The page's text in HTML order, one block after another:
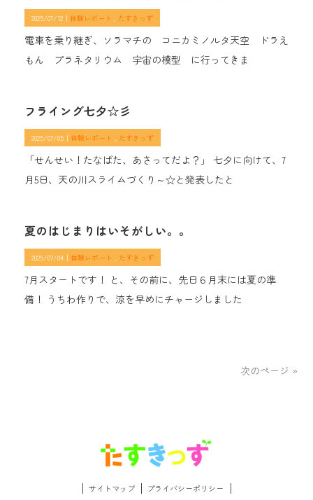
2025/07/12｜ 体験レポート たすきっず
電車を乗り継ぎ、ソラマチの コニカミノルタ天空 ドラえ
もん プラネタリウム 宇宙の模型 に行ってきま
フライング七夕☆彡
2025/07/05｜ 体験レポート たすきっず
「せんせい！たなばた、あさってだよ？」 七夕に向けて、7
月5日、天の川スライムづくり～☆と発表したと
夏のはじまりはいそがしい。。
2025/07/04｜ 体験レポート たすきっず
7月スタートです！ と、その前に、先日６月末には夏の準
備！ うちわ作りで、涼を早めにチャージしました
次のページ »
サイトマップ プライバシーポリシー